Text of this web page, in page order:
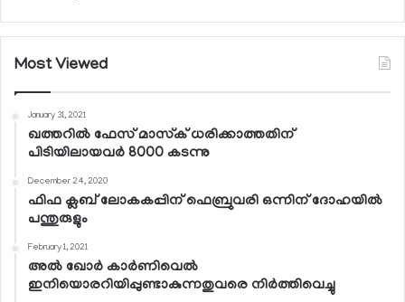
Most Viewed
January 31, 2021
ഖത്തറില്‍ ഫേസ് മാസ്‌ക് ധരിക്കാത്തതിന്
പിടിയിലായവര്‍ 8000 കടന്നു
December 24, 2020
ഫിഫ ക്ലബ് ലോകകപ്പിന് ഫെബ്രുവരി ഒന്നിന് ദോഹയില്‍
പന്തുരുളും
February 1, 2021
അല്‍ ഖോര്‍ കാര്‍ണിവെല്‍
ഇനിയൊരറിയിപ്പുണ്ടാകുന്നതുവരെ നിര്‍ത്തിവെച്ചു